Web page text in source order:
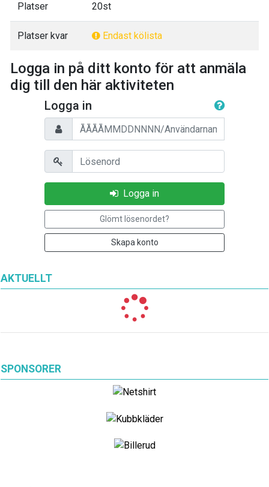
AKTUELLT
SPONSORER
Platser 20st
Platser kvar Endast kölista
Logga in på ditt konto för att anmäla
dig till den här aktiviteten
Logga in
Personnummer/Användarnamn
Lösenord
Logga in
Glömt lösenordet?
Skapa konto